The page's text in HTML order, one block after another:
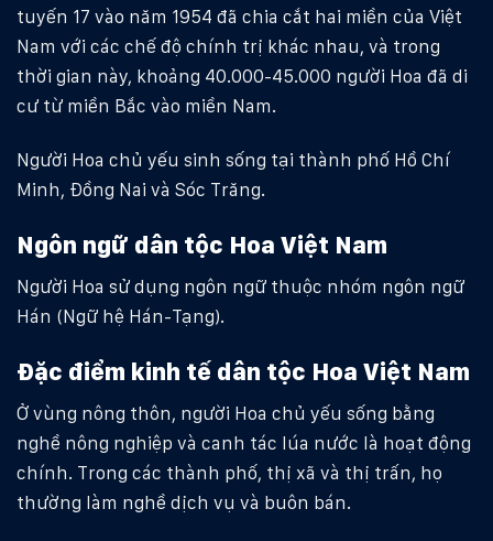
tuyến 17 vào năm 1954 đã chia cắt hai miền của Việt
Nam với các chế độ chính trị khác nhau, và trong
thời gian này, khoảng 40.000-45.000 người Hoa đã di
cư từ miền Bắc vào miền Nam.
Người Hoa chủ yếu sinh sống tại thành phố Hồ Chí
Minh, Đồng Nai và Sóc Trăng.
Ngôn ngữ dân tộc Hoa Việt Nam
Người Hoa sử dụng ngôn ngữ thuộc nhóm ngôn ngữ
Hán (Ngữ hệ Hán-Tạng).
Đặc điểm kinh tế dân tộc Hoa Việt Nam
Ở vùng nông thôn, người Hoa chủ yếu sống bằng
nghề nông nghiệp và canh tác lúa nước là hoạt động
chính. Trong các thành phố, thị xã và thị trấn, họ
thường làm nghề dịch vụ và buôn bán.